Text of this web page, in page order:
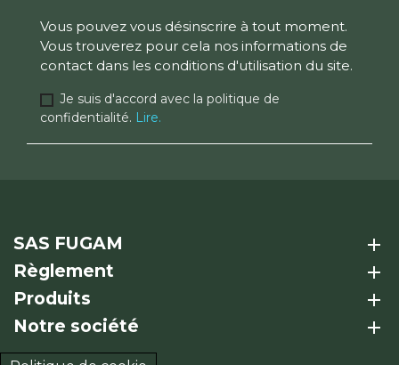
Vous pouvez vous désinscrire à tout moment.
Vous trouverez pour cela nos informations de
contact dans les conditions d'utilisation du site.
Je suis d'accord avec la politique de
confidentialité. Lire.
SAS FUGAM
add
Règlement
add
Produits
add
Notre société
add